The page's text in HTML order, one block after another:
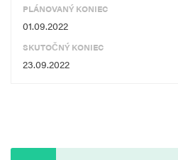
PLÁNOVANÝ KONIEC
01.09.2022
SKUTOČNÝ KONIEC
23.09.2022